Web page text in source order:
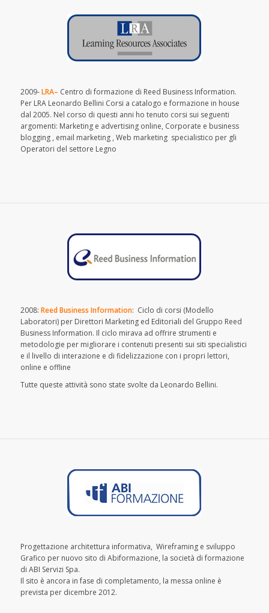
2009-LRA– Centro di formazione di Reed Business Information.
Per LRA Leonardo Bellini Corsi a catalogo e formazione in house
dal 2005. Nel corso di questi anni ho tenuto corsi sui seguenti
argomenti: Marketing e advertising online, Corporate e business
blogging , email marketing , Web marketing specialistico per gli
Operatori del settore Legno
2008: Reed Business Information: Ciclo di corsi (Modello
Laboratori) per Direttori Marketing ed Editoriali del Gruppo Reed
Business Information. Il ciclo mirava ad offrire strumenti e
metodologie per migliorare i contenuti presenti sui siti specialistici
e il livello di interazione e di fidelizzazione con i propri lettori,
online e offline
Tutte queste attività sono state svolte da Leonardo Bellini.
Progettazione architettura informativa, Wireframing e sviluppo
Grafico per nuovo sito di Abiformazione, la società di formazione
di ABI Servizi Spa.
Il sito è ancora in fase di completamento, la messa online è
prevista per dicembre 2012.